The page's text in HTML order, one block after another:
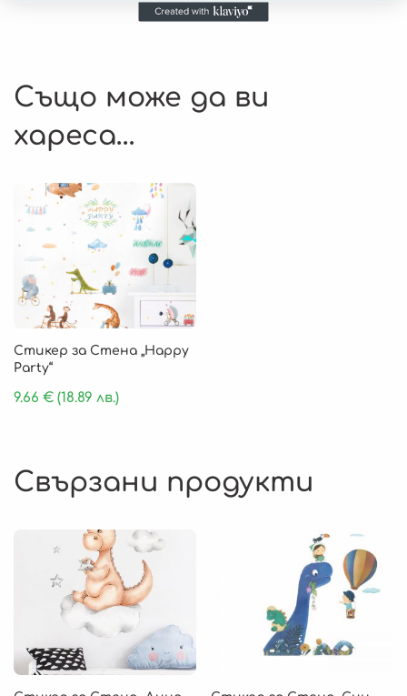
Също може да ви
хареса…
Стикер за Стена „Happy
Party“
9.66 € (18.89 лв.)
Свързани продукти